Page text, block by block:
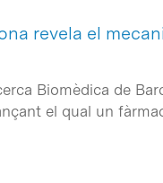
revela el
Biomèdica de
el qual un